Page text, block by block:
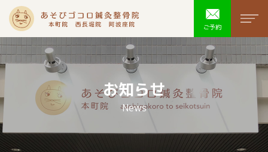
ご予約
あそびゴコ
お知らせ
News